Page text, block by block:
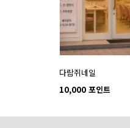
다람쥐네일
10,000 포인트